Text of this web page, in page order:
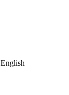
English